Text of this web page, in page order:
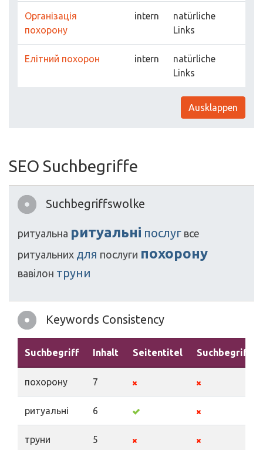
Організація
похорону
intern
natürliche
Links
Елітний похорон intern
natürliche
Links
Ausklappen
SEO Suchbegriffe
Suchbegriffswolke
ритуальна ритуальні послуг все
ритуальних для послуги похорону
вавілон труни
Keywords Consistency
Suchbegriff Inhalt Seitentitel Suchbegriffe
похорону 7
ритуальні 6
труни 5